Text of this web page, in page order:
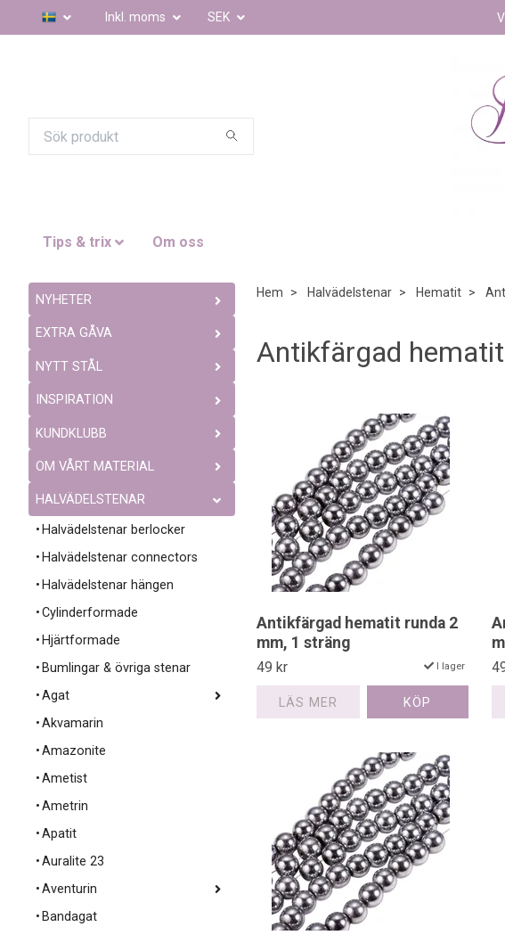
Inkl. moms SEK
Tips & trix Om oss
NYHETER
EXTRA GÅVA
NYTT STÅL
INSPIRATION
KUNDKLUBB
OM VÅRT MATERIAL
HALVÄDELSTENAR
Halvädelstenar berlocker
Halvädelstenar connectors
Halvädelstenar hängen
Cylinderformade
Hjärtformade
Bumlingar & övriga stenar
Agat
Akvamarin
Amazonite
Ametist
Ametrin
Apatit
Auralite 23
Aventurin
Bandagat
Hem Halvädelstenar Hematit
Antikfärgad hematit
Antikfärgad hematit runda 2
mm, 1 sträng
49 kr I lager
LÄS MER